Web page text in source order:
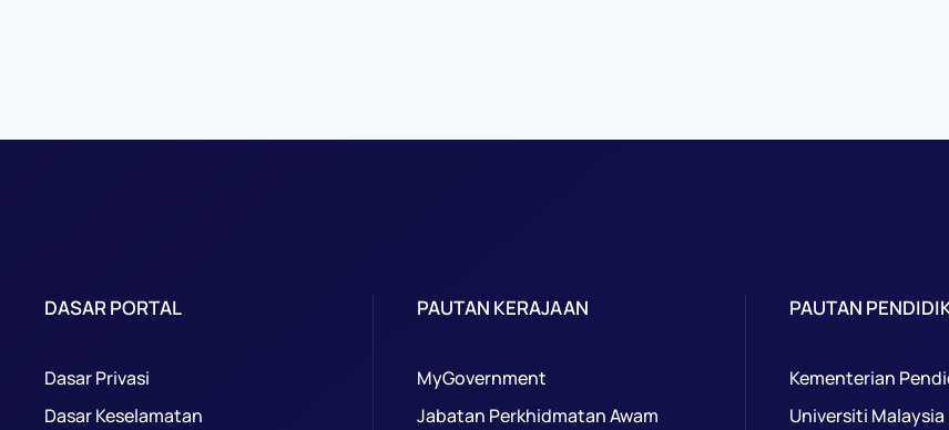
DASAR PORTAL
Dasar Privasi
Dasar Keselamatan
PAUTAN KERAJAAN
MyGovernment
Jabatan Perkhidmatan Awam
PAUTAN
Kementerian
Universiti